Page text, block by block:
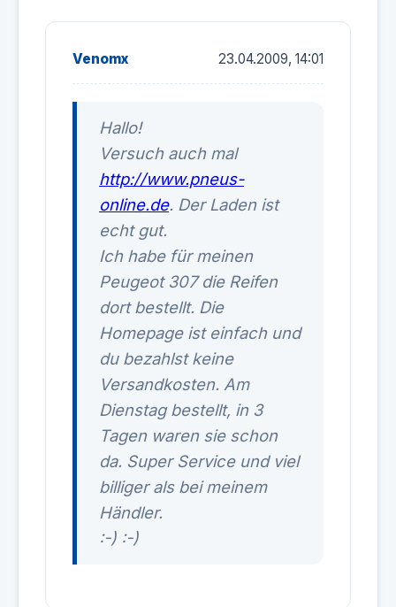
Venomx 23.04.2009, 14:01
Hallo!
Versuch auch mal
http://www.pneus-
online.de. Der Laden ist
echt gut.
Ich habe für meinen
Peugeot 307 die Reifen
dort bestellt. Die
Homepage ist einfach und
du bezahlst keine
Versandkosten. Am
Dienstag bestellt, in 3
Tagen waren sie schon
da. Super Service und viel
billiger als bei meinem
Händler.
:-) :-)